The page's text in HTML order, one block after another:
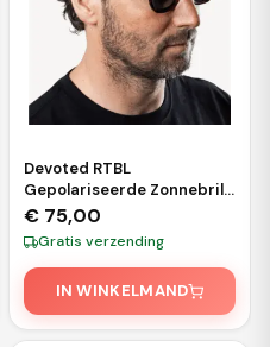
Devoted RTBL
Gepolariseerde Zonnebril
– Brown Leopard
€ 75,00
Gratis verzending
IN WINKELMAND